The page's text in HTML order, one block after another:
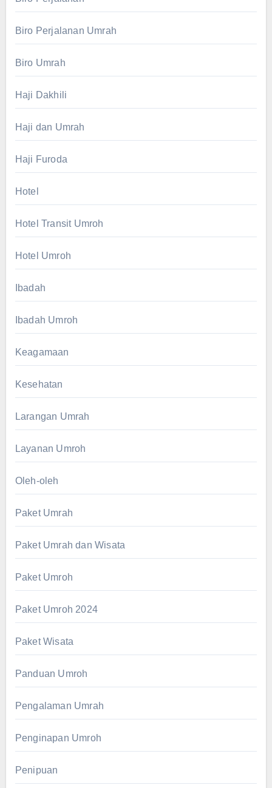
Biro Perjalanan Umrah
Biro Umrah
Haji Dakhili
Haji dan Umrah
Haji Furoda
Hotel
Hotel Transit Umroh
Hotel Umroh
Ibadah
Ibadah Umroh
Keagamaan
Kesehatan
Larangan Umrah
Layanan Umroh
Oleh-oleh
Paket Umrah
Paket Umrah dan Wisata
Paket Umroh
Paket Umroh 2024
Paket Wisata
Panduan Umroh
Pengalaman Umrah
Penginapan Umroh
Penipuan